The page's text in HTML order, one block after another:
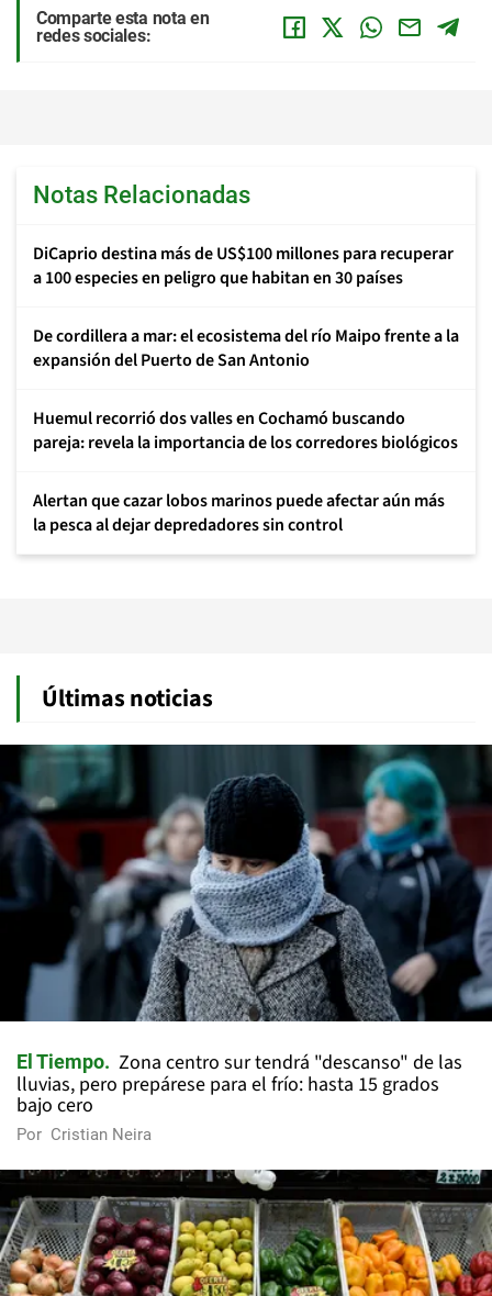
Comparte esta nota en
redes sociales:
Notas Relacionadas
DiCaprio destina más de US$100 millones para recuperar
a 100 especies en peligro que habitan en 30 países
De cordillera a mar: el ecosistema del río Maipo frente a la
expansión del Puerto de San Antonio
Huemul recorrió dos valles en Cochamó buscando
pareja: revela la importancia de los corredores biológicos
Alertan que cazar lobos marinos puede afectar aún más
la pesca al dejar depredadores sin control
Últimas noticias
El Tiempo
Zona centro sur tendrá "descanso" de las
lluvias, pero prepárese para el frío: hasta 15 grados
bajo cero
Por Cristian Neira